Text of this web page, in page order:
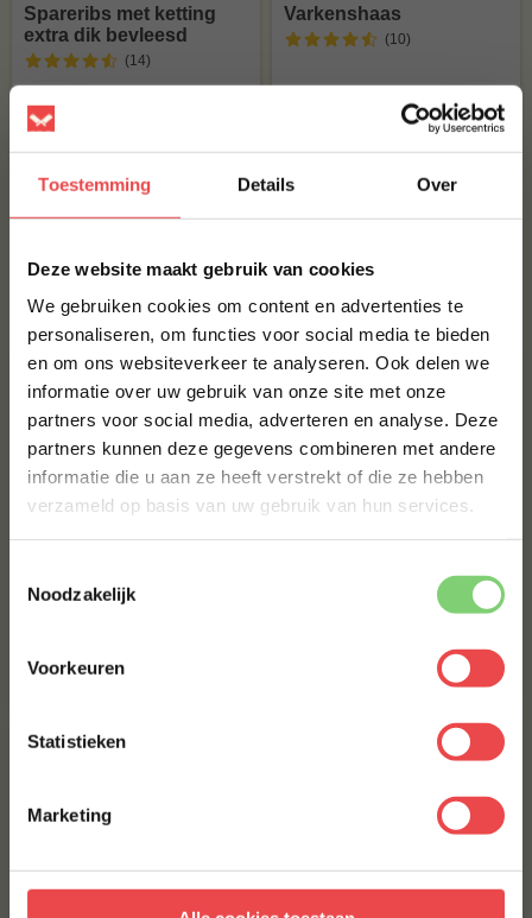
Toestemming Details Over
Deze website maakt gebruik van cookies
We gebruiken cookies om content en advertenties te
personaliseren, om functies voor social media te bieden
en om ons websiteverkeer te analyseren. Ook delen we
informatie over uw gebruik van onze site met onze
partners voor social media, adverteren en analyse. Deze
partners kunnen deze gegevens combineren met andere
informatie die u aan ze heeft verstrekt of die ze hebben
verzameld op basis van uw gebruik van hun services.
Noodzakelijk
Voorkeuren
Statistieken
Marketing
Spareribs met ketting
extra dik bevleesd
(14)
€ 9,90
Varkenshaas
(10)
€ 5,63
Bestsellers - Gevogelte
Bekijk al onze kipproducten
(10
€ 4,-
10% korting op je
eerste bestelling*
Schrijf je in voor onze nieuwsbrief en ontvang direct
10% korting op jouw eerste bestelling.
VOORNAAM
ACHTERNAAM